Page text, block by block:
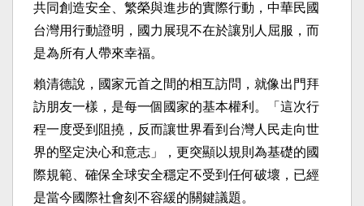
共同創造安全、繁榮與進步的實際行動，中華民國
台灣用行動證明，國力展現不在於讓別人屈服，而
是為所有人帶來幸福。
賴清德說，國家元首之間的相互訪問，就像出門拜
訪朋友一樣，是每一個國家的基本權利。「這次行
程一度受到阻撓，反而讓世界看到台灣人民走向世
界的堅定決心和意志」，更突顯以規則為基礎的國
際規範、確保全球安全穩定不受到任何破壞，已經
是當今國際社會刻不容緩的關鍵議題。